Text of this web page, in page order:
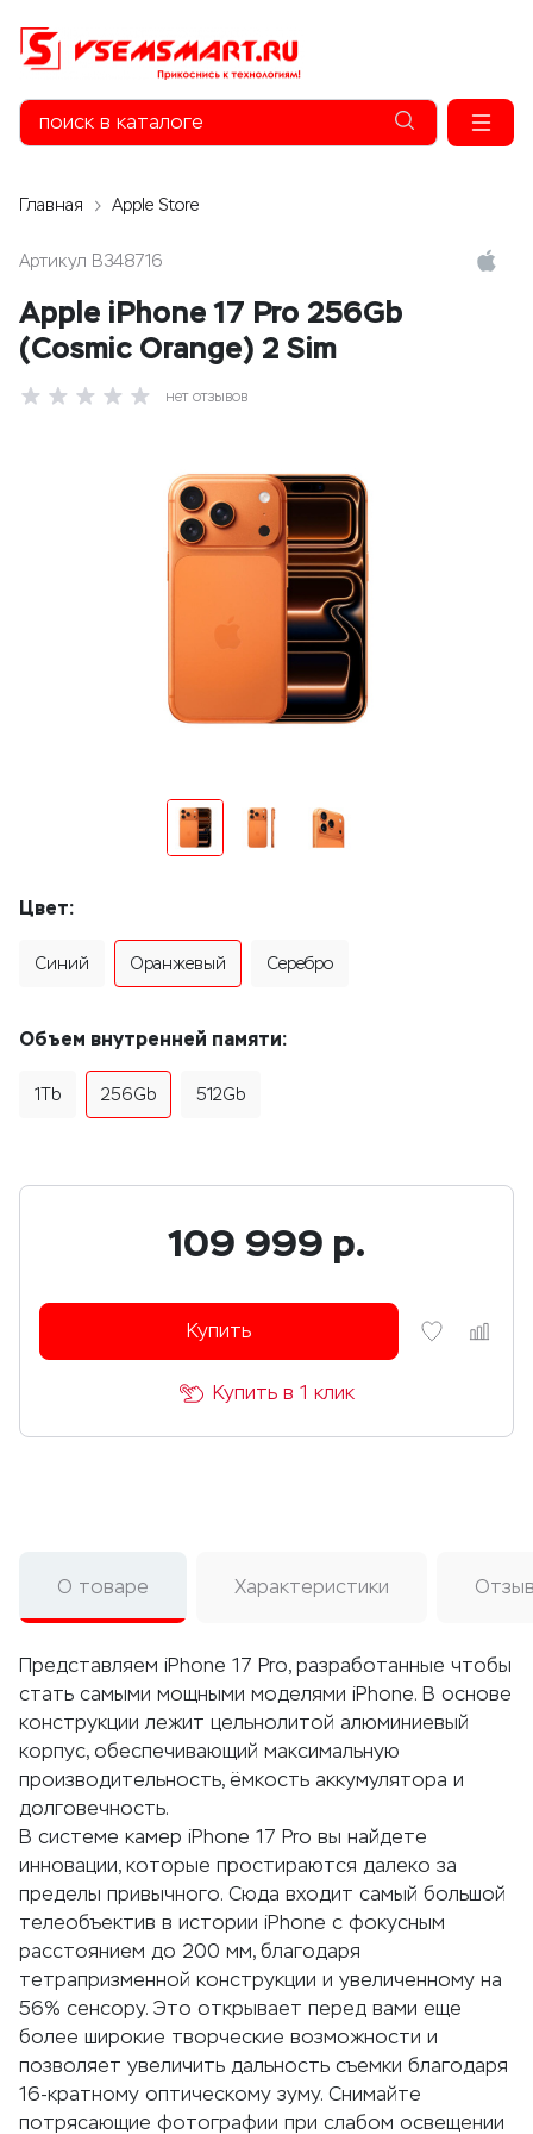
Главная Apple Store
Артикул B348716
Apple iPhone 17 Pro 256Gb
(Cosmic Orange) 2 Sim
нет отзывов
Цвет:
Синий Оранжевый Серебро
Объем внутренней памяти:
1Tb 256Gb 512Gb
109 999 р.
Купить
Купить в 1 клик
О товаре Характеристики
Представляем iPhone 17 Pro, разработанные чтобы
стать самыми мощными моделями iPhone. В основе
конструкции лежит цельнолитой алюминиевый
корпус, обеспечивающий максимальную
производительность, ёмкость аккумулятора и
долговечность.
В системе камер iPhone 17 Pro вы найдете
инновации, которые простираются далеко за
пределы привычного. Сюда входит самый большой
телеобъектив в истории iPhone с фокусным
расстоянием до 200 мм, благодаря
тетрапризменной конструкции и увеличенному на
56% сенсору. Это открывает перед вами еще
более широкие творческие возможности и
позволяет увеличить дальность съемки благодаря
16-кратному оптическому зуму. Снимайте
потрясающие фотографии при слабом освещении